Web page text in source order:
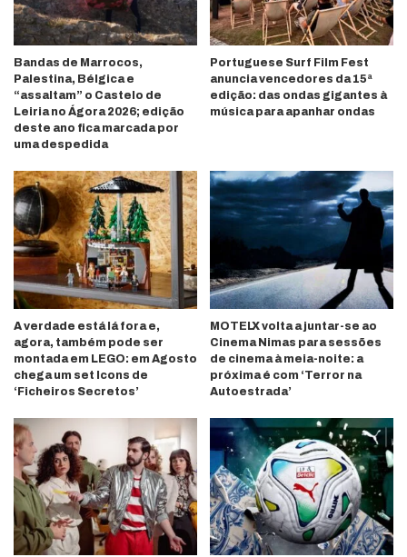
Bandas de Marrocos,
Palestina, Bélgica e
“assaltam” o Castelo de
Leiria no Ágora 2026; edição
deste ano fica marcada por
uma despedida
Portuguese Surf Film Fest
anuncia vencedores da 15ª
edição: das ondas gigantes à
música para apanhar ondas
A verdade está lá fora e,
agora, também pode ser
montada em LEGO: em Agosto
chega um set Icons de
‘Ficheiros Secretos’
MOTELX volta a juntar-se ao
Cinema Nimas para sessões
de cinema à meia-noite: a
próxima é com ‘Terror na
Autoestrada’